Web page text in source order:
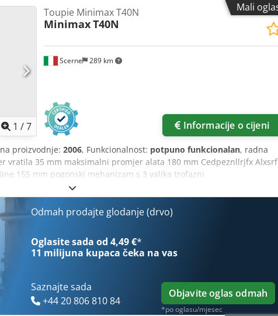
Mali
1 /7
Scerne 289 km
Toupie Minimax T40N
MinimaxT40N
Informacije o cijeni
proizvodnje: 2006, Funkcionalnost: potpuno funkcionalan, radna
vratila 35 mm maksimalni promjer alata 180 mm Cedpeznllrjfx Alxsrf
155 mm pogonski mehanizam s 3 valjka trofazni
Odmah prodajte glodanje (drvo)
Oglasite sada od 4,49 €*
11 milijuna kupaca čeka na vas
Saznajte sada
+44 20 806 810 84
Objavite oglas odmah
*po oglasu/mjesec